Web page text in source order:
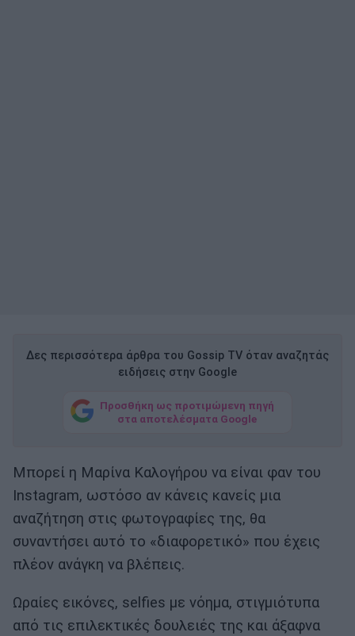
Δες περισσότερα άρθρα του Gossip TV όταν αναζητάς
ειδήσεις στην Google
Προσθήκη ως προτιμώμενη πηγή
στα αποτελέσματα Google
Μπορεί η Μαρίνα Καλογήρου να είναι φαν του
Instagram, ωστόσο αν κάνεις κανείς μια
αναζήτηση στις φωτογραφίες της, θα
συναντήσει αυτό το «διαφορετικό» που έχεις
πλέον ανάγκη να βλέπεις.
Ωραίες εικόνες, selfies με νόημα, στιγμιότυπα
από τις επιλεκτικές δουλειές της και άξαφνα